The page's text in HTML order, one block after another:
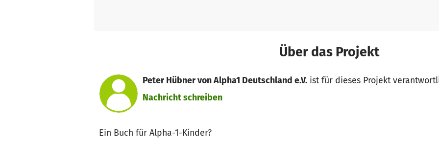
Über das Projekt
Peter Hübner von Alpha1 Deutschland e.V.ist für dieses Projekt
Nachricht schreiben
Ein Buch für Alpha-1-Kinder?